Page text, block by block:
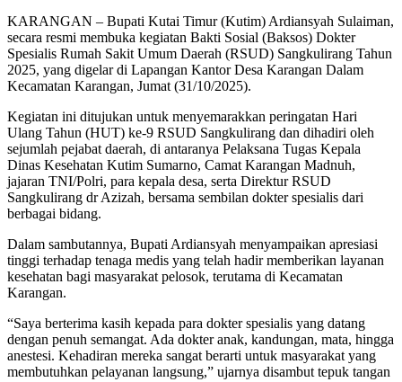
KARANGAN – Bupati Kutai Timur (Kutim) Ardiansyah Sulaiman,
secara resmi membuka kegiatan Bakti Sosial (Baksos) Dokter
Spesialis Rumah Sakit Umum Daerah (RSUD) Sangkulirang Tahun
2025, yang digelar di Lapangan Kantor Desa Karangan Dalam
Kecamatan Karangan, Jumat (31/10/2025).
Kegiatan ini ditujukan untuk menyemarakkan peringatan Hari
Ulang Tahun (HUT) ke-9 RSUD Sangkulirang dan dihadiri oleh
sejumlah pejabat daerah, di antaranya Pelaksana Tugas Kepala
Dinas Kesehatan Kutim Sumarno, Camat Karangan Madnuh,
jajaran TNI/Polri, para kepala desa, serta Direktur RSUD
Sangkulirang dr Azizah, bersama sembilan dokter spesialis dari
berbagai bidang.
Dalam sambutannya, Bupati Ardiansyah menyampaikan apresiasi
tinggi terhadap tenaga medis yang telah hadir memberikan layanan
kesehatan bagi masyarakat pelosok, terutama di Kecamatan
Karangan.
“Saya berterima kasih kepada para dokter spesialis yang datang
dengan penuh semangat. Ada dokter anak, kandungan, mata, hingga
anestesi. Kehadiran mereka sangat berarti untuk masyarakat yang
membutuhkan pelayanan langsung,” ujarnya disambut tepuk tangan